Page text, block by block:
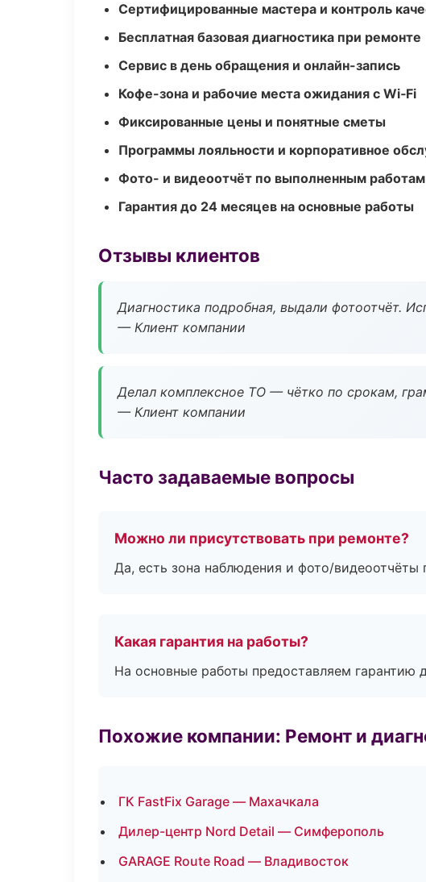
Сертифицированные мастера и контроль
Бесплатная базовая диагностика при ремонте
Сервис в день обращения и онлайн-запись
Кофе-зона и рабочие места ожидания с Wi‑Fi
Фиксированные цены и понятные сметы
Программы лояльности и корпоративное
Фото- и видеоотчёт по выполненным работам
Гарантия до 24 месяцев на основные работы
Отзывы клиентов
Диагностика подробная, выдали фотоотчёт.
— Клиент компании
Делал комплексное ТО — чётко по срокам,
— Клиент компании
Часто задаваемые вопросы
Можно ли присутствовать при ремонте?
Да, есть зона наблюдения и фото/видеоотчёты
Какая гарантия на работы?
На основные работы предоставляем гарантию
Похожие компании: Ремонт и
ГК FastFix Garage — Махачкала
Дилер-центр Nord Detail — Симферополь
GARAGE Route Road — Владивосток